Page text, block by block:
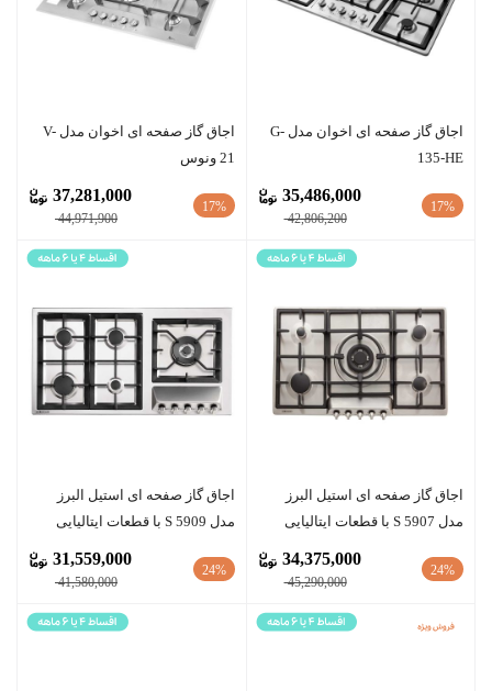
اجاق گاز صفحه ای اخوان مدل G-
135-HE
17%
42,806,200
35,486,000
اجاق گاز صفحه ای اخوان مدل V-
21 ونوس
17%
44,971,900
37,281,000
اجاق گاز صفحه ای استیل البرز
مدل S 5907 با قطعات ایتالیایی
24%
45,290,000
34,375,000
اجاق گاز صفحه ای استیل البرز
مدل S 5909 با قطعات ایتالیایی
24%
41,580,000
31,559,000